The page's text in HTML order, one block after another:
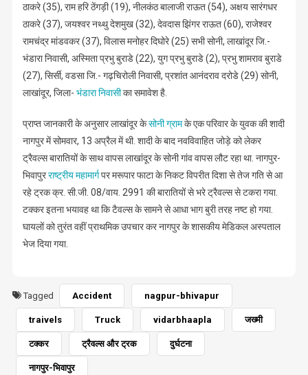
ठाकरे (35), राम हरि ठेंगड़ी (19), नीलकंठ बालाजी राऊत (54), अक्षय सारंगधर
ठाकरे (37), जयश्वर नथ्थु देशमुख (32), देवदास‌ झिंगर राऊत (60), राजेश्वर
रामचंद्र मांडवकर (37), विलास मनोहर दिघोरे (25) सभी सोनी, लाखांदूर जि.-
भंडारा निवासी, अस्मिता‌ प्रभु बुराडे (22), युग प्रभु बुराडे (2), प्रभु शामराव बुराडे
(27), सिर्सी, वडसा जि.- गढ़चिरोली निवासी, प्रशांत‌ आनंदराव दरोडे (29) सोनी,
लाखांदूर, जिला- भंडारा निवासीका समावेश है.
प्राप्त जानकारी के अनुसार लाखांदूर केसोनी‌ ग्रामके एक परिवार के युवक की शादी
नागपुर में सोमवार, 13 अप्रैल में थी. शादी के बाद नवविवाहित जोड़े को लेकर
ट्रैवल्स बारातियों के साथ वापस लाखांदूर के सोनी गांव वापस लौट रहा था. नागपुर-
भिवापुरराष्ट्रीय महामार्गपर मरूपार फाटा‌ के निकट विपरीत दिशा से तेज गति से आ
रहे ट्रक क्र. सी.जी. 08/वाय. 2991 की बारातियों से भरे ट्रैवल्स से टकरा गया.
टक्कर इतना भयावह था कि टैवल्स के सामने से आधा भाग बुरी तरह नष्ट हो गया.
घायलों को तुरंत वहीं प्राथमिक उपचार कर नागपुर के शासकीय मेडिकल अस्पताल
भेज दिया गया.
Tagged Accident nagpur-bhivapur
traivels Truck vidarbhaapla जख्मी
टक्कर ट्रैवल्स और ट्रक दुर्घटना
नागपुर-भिवापुर